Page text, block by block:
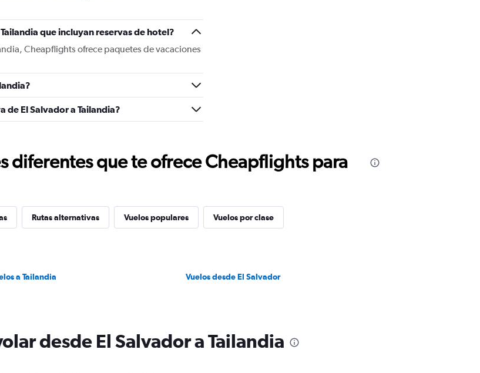
que incluyan reservas de hotel?
Cheapflights ofrece paquetes de vacaciones
de El Salvador a Tailandia?
diferentes que te ofrece Cheapflights para
Rutas alternativas Vuelos populares Vuelos por clase
a Tailandia
Vuelos desde El Salvador
desde El Salvador a Tailandia